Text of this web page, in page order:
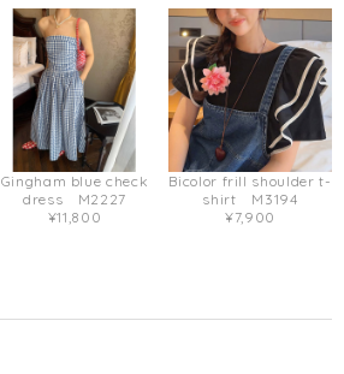
Gingham blue check
dress M2227
¥11,800
Bicolor frill shoulder t-
shirt M3194
¥7,900